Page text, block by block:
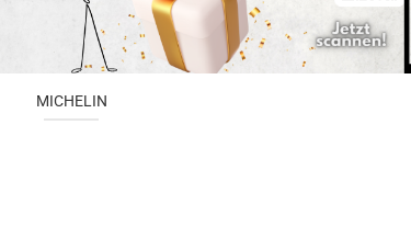
MICHELIN